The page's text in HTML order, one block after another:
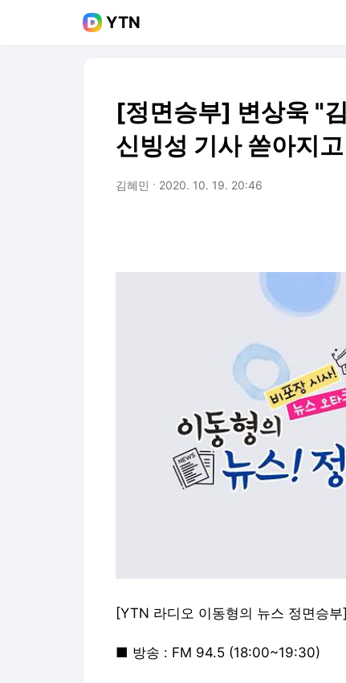
YTN
[정면승부] 변상욱 "
신빙성 기사 쏟아지
김혜민 2020. 10. 19. 20:46
[YTN 라디오 이동형의 뉴스 정면승부]
■ 방송 : FM 94.5 (18:00~19:30)